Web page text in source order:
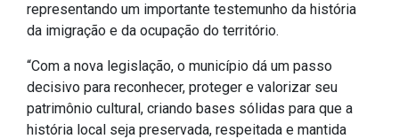
representando um importante testemunho da história
da imigração e da ocupação do território.
“Com a nova legislação, o município dá um passo
decisivo para reconhecer, proteger e valorizar seu
patrimônio cultural, criando bases sólidas para que a
história local seja preservada, respeitada e mantida